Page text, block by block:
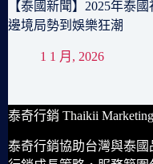
【泰國新聞】2025年泰
邊境局勢到娛樂狂潮
1 1 月, 2026
泰奇行銷 Thaikii Marketing
泰奇行銷協助台灣與泰